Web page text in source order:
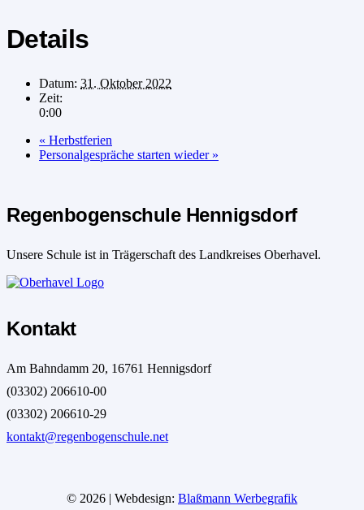
Details
Datum: 31. Oktober 2022
Zeit:
0:00
« Herbstferien
Personalgespräche starten wieder »
Regenbogenschule Hennigsdorf
Unsere Schule ist in Trägerschaft des Landkreises Oberhavel.
Kontakt
Am Bahndamm 20, 16761 Hennigsdorf
(03302) 206610-00
(03302) 206610-29
kontakt@regenbogenschule.net
© 2026 | Webdesign: Blaßmann Werbegrafik